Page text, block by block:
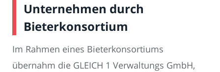
Unternehmen durch
Bieterkonsortium
Im Rahmen eines Bieterkonsortiums
übernahm die GLEICH 1 Verwaltungs GmbH,